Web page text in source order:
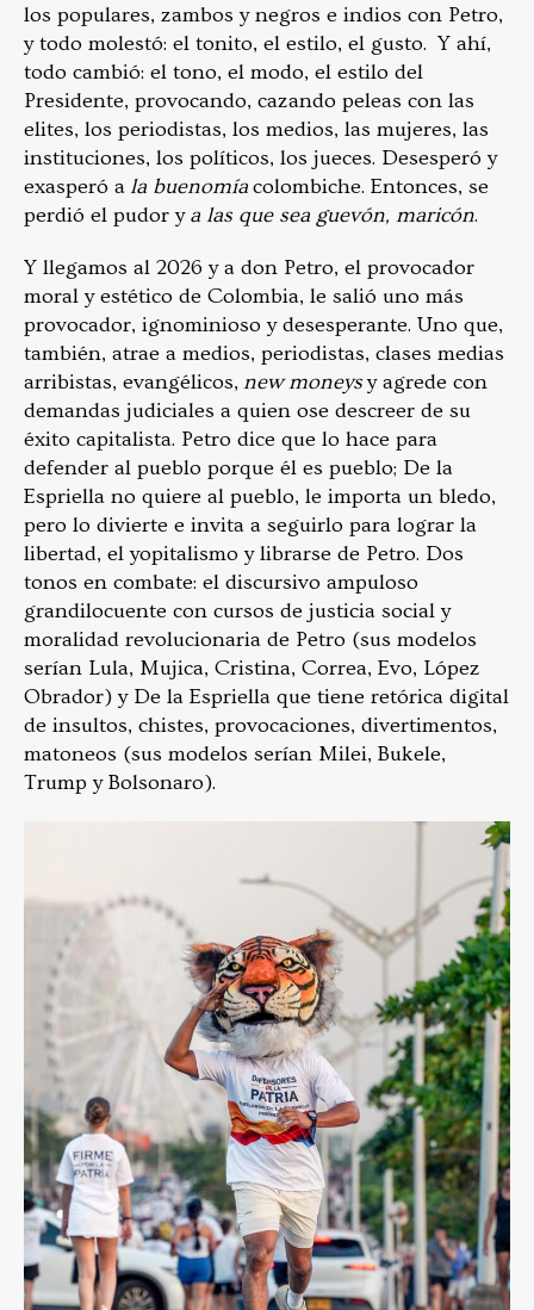
los populares, zambos y negros e indios con Petro,
y todo molestó: el tonito, el estilo, el gusto. Y ahí,
todo cambió: el tono, el modo, el estilo del
Presidente, provocando, cazando peleas con las
elites, los periodistas, los medios, las mujeres, las
instituciones, los políticos, los jueces. Desesperó y
exasperó ala buenomíacolombiche. Entonces, se
perdió el pudor ya las que sea guevón, maricón.
Y llegamos al 2026 y a don Petro, el provocador
moral y estético de Colombia, le salió uno más
provocador, ignominioso y desesperante. Uno que,
también, atrae a medios, periodistas, clases medias
arribistas, evangélicos, new moneysy agrede con
demandas judiciales a quien ose descreer de su
éxito capitalista. Petro dice que lo hace para
defender al pueblo porque él es pueblo; De la
Espriella no quiere al pueblo, le importa un bledo,
pero lo divierte e invita a seguirlo para lograr la
libertad, el yopitalismo y librarse de Petro. Dos
tonos en combate: el discursivo ampuloso
grandilocuente con cursos de justicia social y
moralidad revolucionaria de Petro (sus modelos
serían Lula, Mujica, Cristina, Correa, Evo, López
Obrador) y De la Espriella que tiene retórica digital
de insultos, chistes, provocaciones, divertimentos,
matoneos (sus modelos serían Milei, Bukele,
Trump y Bolsonaro).